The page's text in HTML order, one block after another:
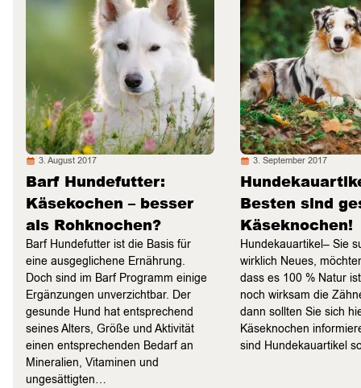
3. August 2017
Barf Hundefutter:
Käsekochen – besser
als Rohknochen?
Barf Hundefutter ist die Basis für
eine ausgeglichene Ernährung.
Doch sind im Barf Programm einige
Ergänzungen unverzichtbar. Der
gesunde Hund hat entsprechend
seines Alters, Größe und Aktivität
einen entsprechenden Bedarf an
Mineralien, Vitaminen und
ungesättigten…
3. September 2017
Besten sind
Käseknochen!
Hundekauartikel– Sie
wirklich Neues,
dass es 100 % Natur
noch wirksam die
dann sollten Sie sich
Käseknochen
sind Hundekauartikel